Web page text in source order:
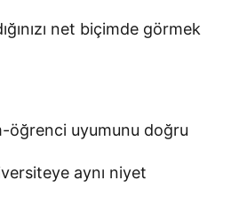
net biçimde görmek
öğrenci uyumunu doğru
aynı niyet